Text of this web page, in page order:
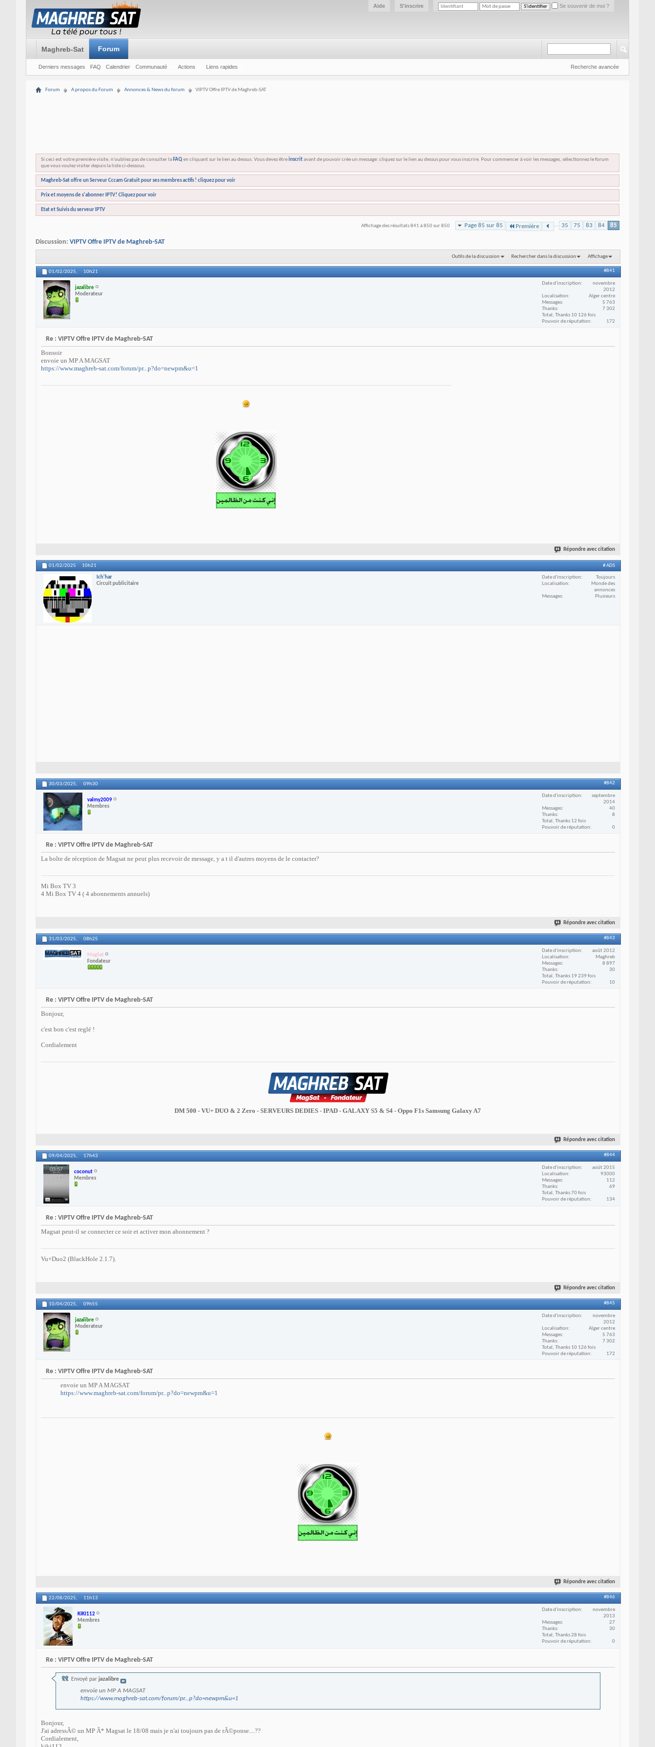
Se souvenir de moi ?
S'inscrire
Aide
Maghreb-Sat Forum
Derniers messages FAQ Calendrier Communauté Actions Liens rapides Recherche avancée
Forum A propos du Forum Annonces & News du forum VIPTV Offre IPTV de Maghreb-SAT
Si ceci est votre première visite, n'oubliez pas de consulter la FAQen cliquant sur le lien au dessus. Vous devez êtreinscritavant de pouvoir crée un message: cliquez sur le lien au dessus pour vous inscrire. Pour commencer à voir les messages, sélectionnez le forum
que vous voulez visiter depuis la liste ci-dessous.
Maghreb-Sat offre un Serveur Cccam Gratuit pour ses membres actifs ! cliquez pour voir
Prix et moyens de s'abonner IPTV! Cliquez pour voir
Etat et Suivis du serveur IPTV
Page 85 sur 85 Première ... 35 75 83 84 85
Affichage des résultats 841 à 850 sur 850
Discussion: VIPTV Offre IPTV de Maghreb-SAT
Outils de la discussion Rechercher dans la discussion Affichage
01/02/2025, 10h21 #841
jazalibre
Moderateur
Date d'inscription
novembre
2012
Localisation
Alger centre
Messages
5 763
Thanks
7 302
Total, Thanks 10 126 fois
Pouvoir de réputation
172
Re : VIPTV Offre IPTV de Maghreb-SAT
Bonsoir
envoie un MP A MAGSAT
https://www.maghreb-sat.com/forum/pr...p?do=newpm&u=1
Répondre avec citation
01/02/2025 10h21 # ADS
Ich'har
Circuit publicitaire
Date d'inscription
Toujours
Localisation
Monde des
annonces
Messages
Plusieurs
30/03/2025, 09h30 #842
valmy2009
Membres
Date d'inscription
septembre
2014
Messages
40
Thanks
8
Total, Thanks 12 fois
Pouvoir de réputation
0
Re : VIPTV Offre IPTV de Maghreb-SAT
La boîte de réception de Magsat ne peut plus recevoir de message, y a t il d'autres moyens de le contacter?
Mi Box TV 3
4 Mi Box TV 4 ( 4 abonnements annuels)
Répondre avec citation
31/03/2025, 08h25 #843
MagSat
Fondateur
Date d'inscription
août 2012
Localisation
Maghreb
Messages
8 897
Thanks
30
Total, Thanks 19 239 fois
Pouvoir de réputation
10
Re : VIPTV Offre IPTV de Maghreb-SAT
Bonjour,
c'est bon c'est reglé !
Cordialement
DM 500 - VU+ DUO & 2 Zero - SERVEURS DEDIES - IPAD - GALAXY S5 & S4 - Oppo F1s Samsung Galaxy A7
Répondre avec citation
09/04/2025, 17h43 #844
coconut
Membres
Date d'inscription
août 2015
Localisation
93000
Messages
112
Thanks
69
Total, Thanks 70 fois
Pouvoir de réputation
134
Re : VIPTV Offre IPTV de Maghreb-SAT
Magsat peut-il se connecter ce soir et activer mon abonnement ?
Vu+Duo2 (BlackHole 2.1.7).
Répondre avec citation
10/04/2025, 09h55 #845
jazalibre
Moderateur
Date d'inscription
novembre
2012
Localisation
Alger centre
Messages
5 763
Thanks
7 302
Total, Thanks 10 126 fois
Pouvoir de réputation
172
Re : VIPTV Offre IPTV de Maghreb-SAT
envoie un MP A MAGSAT
https://www.maghreb-sat.com/forum/pr...p?do=newpm&u=1
Répondre avec citation
22/08/2025, 11h13 #846
KIKI112
Membres
Date d'inscription
novembre
2013
Messages
27
Thanks
30
Total, Thanks 28 fois
Pouvoir de réputation
0
Re : VIPTV Offre IPTV de Maghreb-SAT
Envoyé par jazalibre
envoie un MP A MAGSAT
https://www.maghreb-sat.com/forum/pr...p?do=newpm&u=1
Bonjour,
J'ai adressÃ© un MP Ã* Magsat le 18/08 mais je n'ai toujours pas de rÃ©ponse....??
Cordialement,